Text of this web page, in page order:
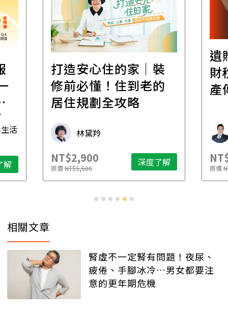
活
解
打造安心住的家｜裝
修前必懂！住到老的
居住規劃全攻略
林黛羚
NT$2,900
原價NT$5,600 深度了解
遺
財
產
原價
相關文章
腎虛不一定腎有問題！夜尿、
疲倦、手腳冰冷…男女都要注
意的更年期危機